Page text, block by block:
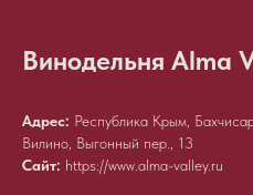
Винодельня Alma
Адрес: Республика Крым,
Вилино, Выгонный пер., 13
Сайт: https://www.alma-valley.ru